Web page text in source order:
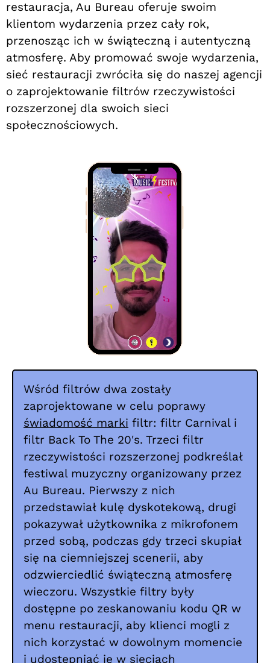
restauracja, Au Bureau oferuje swoim
klientom wydarzenia przez cały rok,
przenosząc ich w świąteczną i autentyczną
atmosferę. Aby promować swoje wydarzenia,
sieć restauracji zwróciła się do naszej agencji
o zaprojektowanie filtrów rzeczywistości
rozszerzonej dla swoich sieci
społecznościowych.
Wśród filtrów dwa zostały
zaprojektowane w celu poprawy
świadomość marki filtr: filtr Carnival i
filtr Back To The 20's. Trzeci filtr
rzeczywistości rozszerzonej podkreślał
festiwal muzyczny organizowany przez
Au Bureau. Pierwszy z nich
przedstawiał kulę dyskotekową, drugi
pokazywał użytkownika z mikrofonem
przed sobą, podczas gdy trzeci skupiał
się na ciemniejszej scenerii, aby
odzwierciedlić świąteczną atmosferę
wieczoru. Wszystkie filtry były
dostępne po zeskanowaniu kodu QR w
menu restauracji, aby klienci mogli z
nich korzystać w dowolnym momencie
i udostępniać je w sieciach